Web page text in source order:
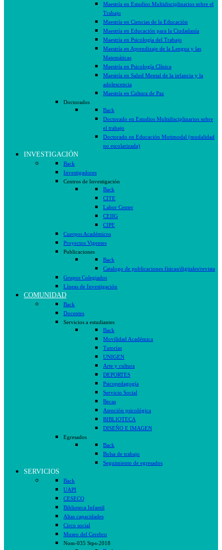
Maestría en Estudios Multidisciplinarios sobre el
Trabajo
Maestría en Ciencias de la Educación
Maestría en Educación para la Ciudadanía
Maestría en Psicología del Trabajo
Maestría en Aprendizaje de la Lengua y las
Matemáticas
Maestría en Psicología Clínica
Maestría en Salud Mental de la infancia y la
adolescencia
Maestría en Cultura de Paz
Doctorados
Back
Doctorado en Estudios Multidisciplinarios sobre
el trabajo
Doctorado en Educación Mutimodal (modalidad
no escolarizada)
INVESTIGACIÓN
Back
Investigadores
Centros de Investigación
Back
CITE
Labor Center
CEIIG
CIPE
Cuerpos Académicos
Proyectos Vigentes
Publicaciones
Back
Catalogo de publicaciones físicas/digitales/revista
Grupos Colegiados
Líneas de Investigación
COMUNIDAD
Back
Docentes
Servicios a estudiantes
Back
Movilidad Académica
Tutorías
UNIGEN
Arte y cultura
DEPORTES
Psicopedagogía
Servicio Social
Becas
Atención psicológica
BIBLIOTECA
DISEÑO E IMAGEN
Egresados
Back
Bolsa de trabajo
Seguimiento de egresados
SERVICIOS
Back
UAPI
CESECO
Biblioteca Infantil
Altas capacidades
Circo social
Museo del Cerebro
Nom-035 Stps-2018